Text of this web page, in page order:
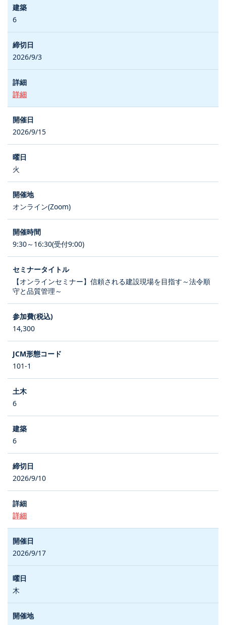
6
2026/9/3
詳細
2026/9/15
火
オンライン(Zoom)
9:30～16:30(受付9:00)
【オンラインセミナー】信頼される建設現場を目指す～法令順
守と品質管理～
14,300
101-1
6
6
2026/9/10
詳細
2026/9/17
木